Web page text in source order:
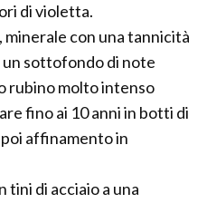
di violetta.
con una tannicità
sottofondo di note
rubino molto intenso
fino ai 10 anni in botti di
affinamento in
tini di acciaio a una